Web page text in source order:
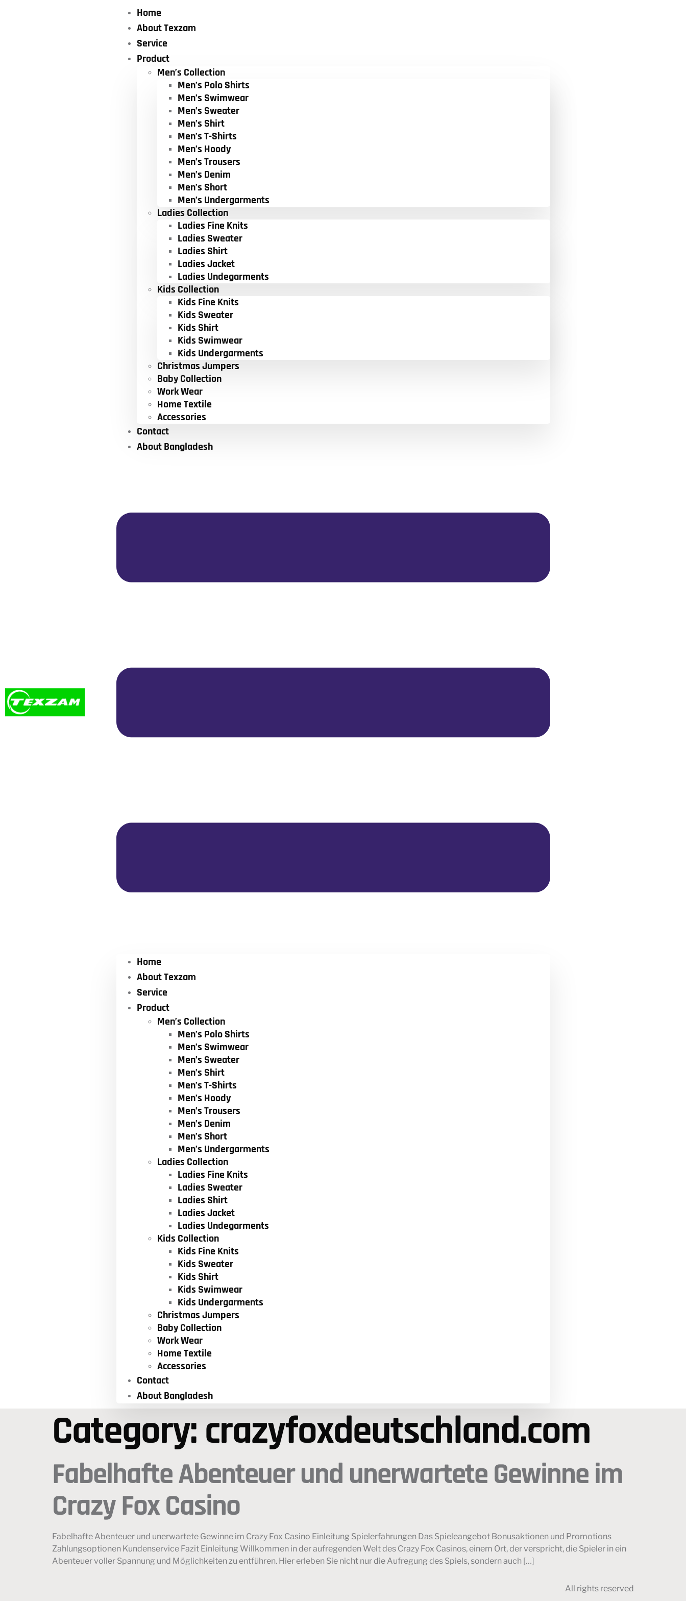
Home
About Texzam
Service
Product
Men’s Collection
Men’s Polo Shirts
Men’s Swimwear
Men’s Sweater
Men’s Shirt
Men’s T-Shirts
Men’s Hoody
Men’s Trousers
Men’s Denim
Men’s Short
Men’s Undergarments
Ladies Collection
Ladies Fine Knits
Ladies Sweater
Ladies Shirt
Ladies Jacket
Ladies Undegarments
Kids Collection
Kids Fine Knits
Kids Sweater
Kids Shirt
Kids Swimwear
Kids Undergarments
Christmas Jumpers
Baby Collection
Work Wear
Home Textile
Accessories
Contact
About Bangladesh
Home
About Texzam
Service
Product
Men’s Collection
Men’s Polo Shirts
Men’s Swimwear
Men’s Sweater
Men’s Shirt
Men’s T-Shirts
Men’s Hoody
Men’s Trousers
Men’s Denim
Men’s Short
Men’s Undergarments
Ladies Collection
Ladies Fine Knits
Ladies Sweater
Ladies Shirt
Ladies Jacket
Ladies Undegarments
Kids Collection
Kids Fine Knits
Kids Sweater
Kids Shirt
Kids Swimwear
Kids Undergarments
Christmas Jumpers
Baby Collection
Work Wear
Home Textile
Accessories
Contact
About Bangladesh
Category:crazyfoxdeutschland.com
Fabelhafte Abenteuer und unerwartete Gewinne im
Crazy Fox Casino
Fabelhafte Abenteuer und unerwartete Gewinne im Crazy Fox Casino Einleitung Spielerfahrungen Das Spieleangebot Bonusaktionen und Promotions
Zahlungsoptionen Kundenservice Fazit Einleitung Willkommen in der aufregenden Welt des Crazy Fox Casinos, einem Ort, der verspricht, die Spieler in ein
Abenteuer voller Spannung und Möglichkeiten zu entführen. Hier erleben Sie nicht nur die Aufregung des Spiels, sondern auch […]
All rights reserved